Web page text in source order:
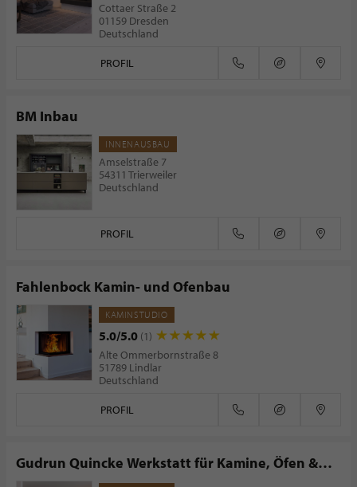
Cottaer Straße 2
01159 Dresden
Deutschland
PROFIL
BM Inbau
INNENAUSBAU
Amselstraße 7
54311 Trierweiler
Deutschland
PROFIL
Fahlenbock Kamin- und Ofenbau
KAMINSTUDIO
5.0/5.0 (1)
Alte Ommerbornstraße 8
51789 Lindlar
Deutschland
PROFIL
Gudrun Quincke Werkstatt für Kamine, Öfen &